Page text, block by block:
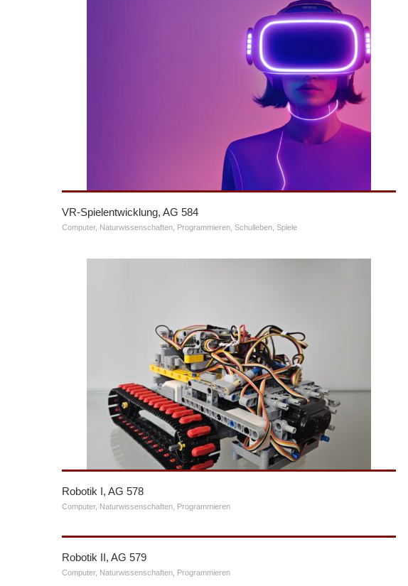
VR-Spielentwicklung, AG 584
Computer, Naturwissenschaften Programmieren Schulleben Spiele
Robotik I, AG 578
Computer, Naturwissenschaften Programmieren
Robotik II, AG 579
Computer, Naturwissenschaften Programmieren